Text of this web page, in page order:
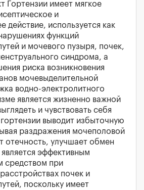
Гортензии имеет мягкое
и
действие, используется как
функций
и мочевого пузыря, почек,
синдрома, а
риска возникновения
мочевыделительной
водно-электролитного
является жизненно важной
и чувствовать себя
выводит избыточную
раздражения мочеполовой
отечность, улучшает обмен
эффективным
средством при
почек и
поскольку имеет